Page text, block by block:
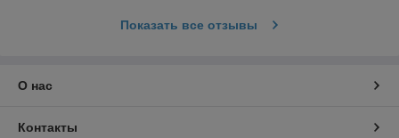
Показать все отзывы
О нас
Контакты